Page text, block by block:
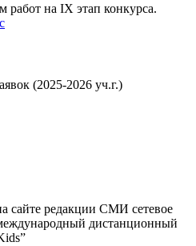
работ на IX этап конкурса.
(2025-2026 уч.г.)
сайте редакции СМИ сетевое
дистанционный